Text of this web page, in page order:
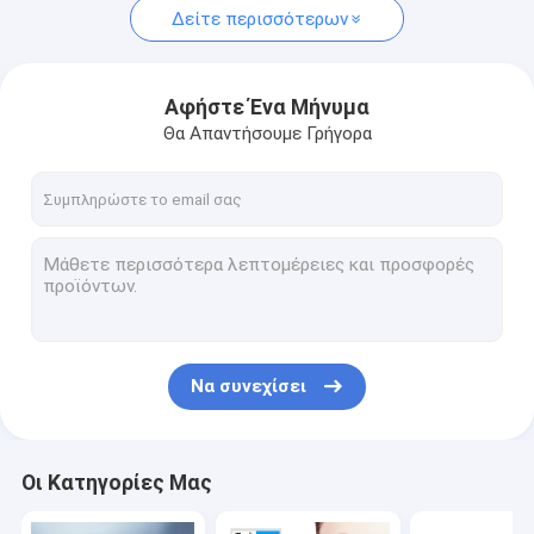
Δείτε περισσότερων
Αφήστε Ένα Μήνυμα
Θα Απαντήσουμε Γρήγορα
Να συνεχίσει
Οι Κατηγορίες Μας